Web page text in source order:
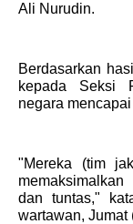
Ali Nurudin.
Berdasarkan
kepada Seksi
negara
"Mereka (tim
dan tuntas,"
wartawan, Jumat